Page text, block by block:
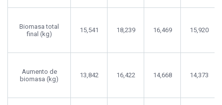
Biomasa total
final (kg)
15,541 18,239 16,469 15,920
Aumento de
biomasa (kg)
13,842 16,422 14,668 14,373